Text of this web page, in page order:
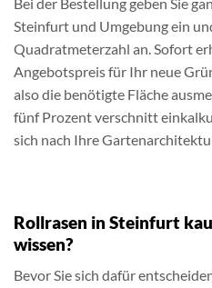
Steinfurt und Umgebung ein
Quadratmeterzahl an. Sofort
Angebotspreis für Ihr neue
also die benötigte Fläche
fünf Prozent verschnitt
sich nach Ihre
Rollrasen in Steinfurt
wissen?
Bevor Sie sich dafür